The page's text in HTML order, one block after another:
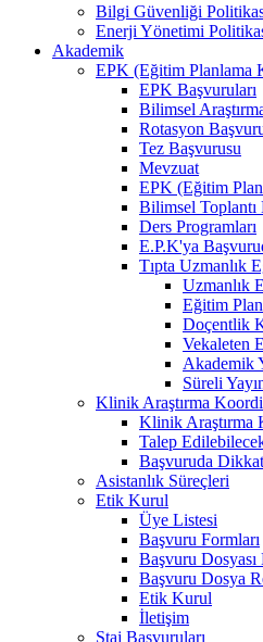
Bilgi Güvenliği
Enerji Yönetimi
Akademik
EPK (Eğitim Planlama
EPK Başvuruları
Bilimsel
Rotasyon
Tez Başvurusu
Mevzuat
EPK (Eğitim
Bilimsel Toplantı
Ders Programları
E.P.K'ya
Tıpta Uzmanlık
Uzmanlık
Eğitim
Doçentlik
Vekaleten
Akademik
Süreli
Klinik Araştırma
Klinik Araştırma
Talep
Başvuruda
Asistanlık Süreçleri
Etik Kurul
Üye Listesi
Başvuru Formları
Başvuru Dosyası
Başvuru Dosya
Etik Kurul
İletişim
Staj Başvuruları